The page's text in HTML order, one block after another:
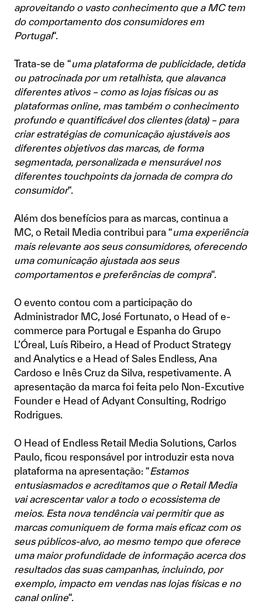
aproveitando o vasto conhecimento que a MC tem
do comportamento dos consumidores em
Portugal“.
Trata-se de “uma plataforma de publicidade, detida
ou patrocinada por um retalhista, que alavanca
diferentes ativos – como as lojas físicas ou as
plataformas online, mas também o conhecimento
profundo e quantificável dos clientes (data) – para
criar estratégias de comunicação ajustáveis aos
diferentes objetivos das marcas, de forma
segmentada, personalizada e mensurável nos
diferentes touchpoints da jornada de compra do
consumidor“.
Além dos benefícios para as marcas, continua a
MC, o Retail Media contribui para “uma experiência
mais relevante aos seus consumidores, oferecendo
uma comunicação ajustada aos seus
comportamentos e preferências de compra“.
O evento contou com a participação do
Administrador MC, José Fortunato, o Head of e-
commerce para Portugal e Espanha do Grupo
L’Óreal, Luís Ribeiro, a Head of Product Strategy
and Analytics e a Head of Sales Endless, Ana
Cardoso e Inês Cruz da Silva, respetivamente. A
apresentação da marca foi feita pelo Non-Excutive
Founder e Head of Adyant Consulting, Rodrigo
Rodrigues.
O Head of Endless Retail Media Solutions, Carlos
Paulo, ficou responsável por introduzir esta nova
plataforma na apresentação: “Estamos
entusiasmados e acreditamos que o Retail Media
vai acrescentar valor a todo o ecossistema de
meios. Esta nova tendência vai permitir que as
marcas comuniquem de forma mais eficaz com os
seus públicos-alvo, ao mesmo tempo que oferece
uma maior profundidade de informação acerca dos
resultados das suas campanhas, incluindo, por
exemplo, impacto em vendas nas lojas físicas e no
canal online“.